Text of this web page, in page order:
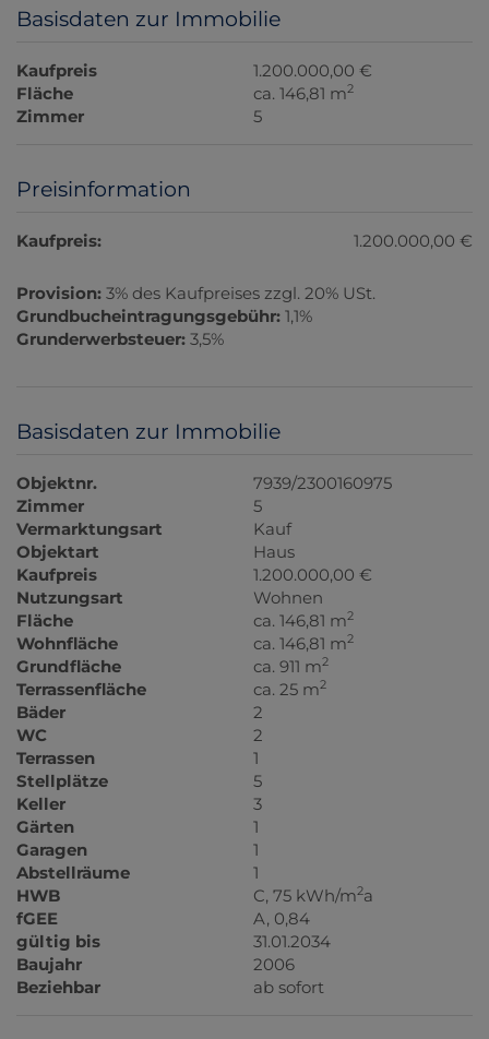
Basisdaten zur Immobilie
Kaufpreis
1.200.000,00 €
Fläche
ca. 146,81 m2
Zimmer 5
Preisinformation
Kaufpreis: 1.200.000,00 €
Provision: 3% des Kaufpreises zzgl. 20% USt.
Grundbucheintragungsgebühr: 1,1%
Grunderwerbsteuer: 3,5%
Basisdaten zur Immobilie
Objektnr.
7939/2300160975
Zimmer
5
Vermarktungsart
Kauf
Objektart
Haus
Kaufpreis
1.200.000,00 €
Nutzungsart
Wohnen
Fläche
ca. 146,81 m2
Wohnfläche ca. 146,81 m2
Grundfläche ca. 911 m2
Terrassenfläche ca. 25 m2
Bäder
2
WC
2
Terrassen
1
Stellplätze
5
Keller
3
Gärten
1
Garagen
1
Abstellräume
1
HWB
C, 75 kWh/m2a
fGEE
A, 0,84
gültig bis
31.01.2034
Baujahr
2006
Beziehbar
ab sofort